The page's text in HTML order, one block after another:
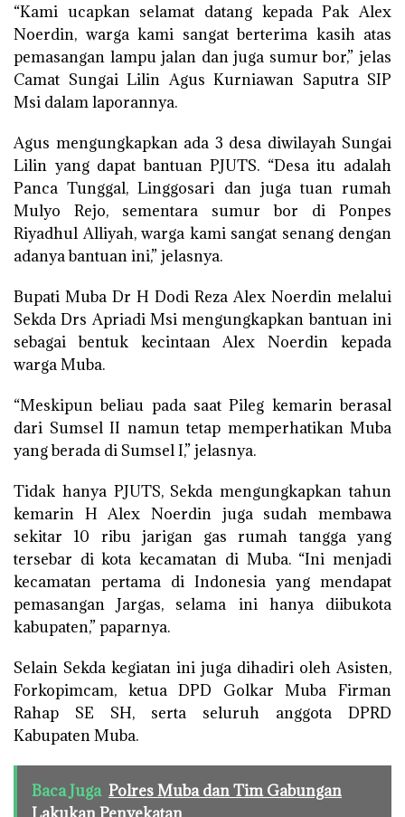
“Kami ucapkan selamat datang kepada Pak Alex
Noerdin, warga kami sangat berterima kasih atas
pemasangan lampu jalan dan juga sumur bor,” jelas
Camat Sungai Lilin Agus Kurniawan Saputra SIP
Msi dalam laporannya.
Agus mengungkapkan ada 3 desa diwilayah Sungai
Lilin yang dapat bantuan PJUTS. “Desa itu adalah
Panca Tunggal, Linggosari dan juga tuan rumah
Mulyo Rejo, sementara sumur bor di Ponpes
Riyadhul Alliyah, warga kami sangat senang dengan
adanya bantuan ini,” jelasnya.
Bupati Muba Dr H Dodi Reza Alex Noerdin melalui
Sekda Drs Apriadi Msi mengungkapkan bantuan ini
sebagai bentuk kecintaan Alex Noerdin kepada
warga Muba.
“Meskipun beliau pada saat Pileg kemarin berasal
dari Sumsel II namun tetap memperhatikan Muba
yang berada di Sumsel I,” jelasnya.
Tidak hanya PJUTS, Sekda mengungkapkan tahun
kemarin H Alex Noerdin juga sudah membawa
sekitar 10 ribu jarigan gas rumah tangga yang
tersebar di kota kecamatan di Muba. “Ini menjadi
kecamatan pertama di Indonesia yang mendapat
pemasangan Jargas, selama ini hanya diibukota
kabupaten,” paparnya.
Selain Sekda kegiatan ini juga dihadiri oleh Asisten,
Forkopimcam, ketua DPD Golkar Muba Firman
Rahap SE SH, serta seluruh anggota DPRD
Kabupaten Muba.
Baca Juga Polres Muba dan Tim Gabungan